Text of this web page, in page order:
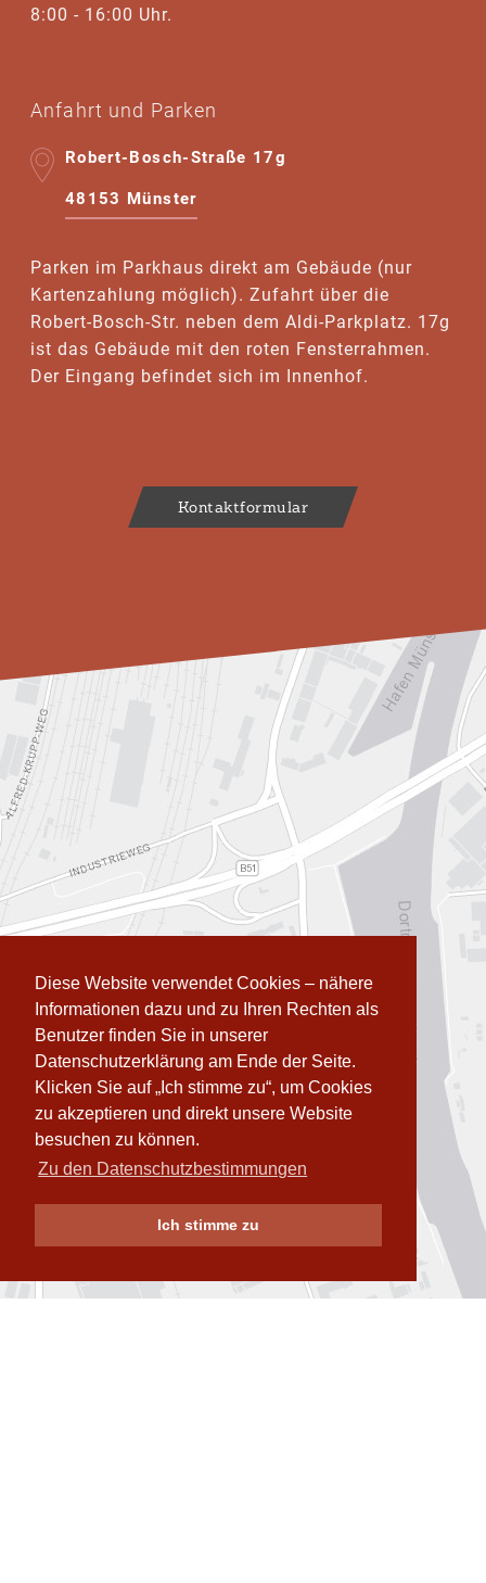
Diese Website verwendet Cookies – nähere
Informationen dazu und zu Ihren Rechten als
Benutzer finden Sie in unserer
Datenschutzerklärung am Ende der Seite.
Klicken Sie auf „Ich stimme zu“, um Cookies
zu akzeptieren und direkt unsere Website
besuchen zu können.
Zu den Datenschutzbestimmungen
Ich stimme zu
8:00 - 16:00 Uhr.
Anfahrt und Parken
Robert-Bosch-Straße 17g
48153 Münster
Parken im Parkhaus direkt am Gebäude (nur
Kartenzahlung möglich). Zufahrt über die
Robert-Bosch-Str. neben dem Aldi-Parkplatz. 17g
ist das Gebäude mit den roten Fensterrahmen.
Der Eingang befindet sich im Innenhof.
Kontaktformular